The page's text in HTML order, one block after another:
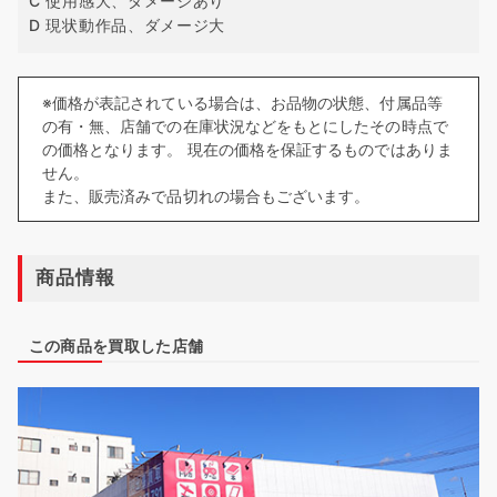
D 現状動作品、ダメージ大
※価格が表記されている場合は、お品物の状態、付属品等
の有・無、店舗での在庫状況などをもとにしたその時点で
の価格となります。 現在の価格を保証するものではありま
せん。
また、販売済みで品切れの場合もございます。
商品情報
この商品を買取した店舗